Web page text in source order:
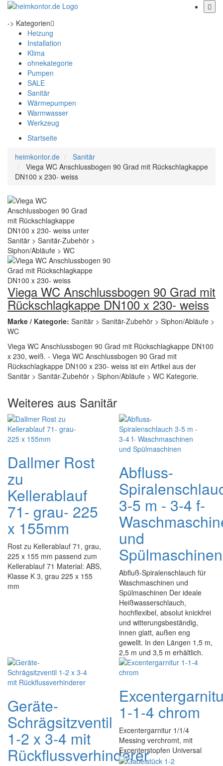
-> Kategorien
Heizung
Installation
Klima
ohnekategorie
Pumpen
SALE
Sanitär
Wärmepumpen
Warmwasser
Werkzeug
Startseite
heimkontor.de
Sanitär
Viega WC Anschlussbogen 90 Grad mit Rückschlagkappe
DN100 x 230- weiss
Viega WC Anschlussbogen 90 Grad mit
Rückschlagkappe DN100 x 230- weiss
Marke / Kategorie: Sanitär > Sanitär-Zubehör > Siphon/Abläufe >
WC
Viega WC Anschlussbogen 90 Grad mit Rückschlagkappe DN100
x 230, weiß. - Viega WC Anschlussbogen 90 Grad mit
Rückschlagkappe DN100 x 230- weiss ist ein Artikel aus der
Sanitär > Sanitär-Zubehör > Siphon/Abläufe > WC Kategorie.
Weiteres aus Sanitär
Dallmer Rost
zu
Kellerablauf
71- grau- 225
x 155mm
Rost zu Kellerablauf 71, grau,
225 x 155 mm passend zum
Kellerablauf 71 Material: ABS,
Klasse K 3, grau 225 x 155
mm
Abfluss-
3-5 m - 3-4 f-
und
Spülmaschinen
Abfluß-Spiralenschlauch für
Waschmaschinen und
Spülmaschinen Der ideale
Heißwasserschlauch,
hochflexibel, absolut knickfrei
und witterungsbeständig,
innen glatt, außen eng
gewellt. In den Längen 1,5 m,
2,5 m und 3,5 m erhältlich.
Geräte-
Schrägsitzventil
1-2 x 3-4 mit
Rückflussverhinderer
1-1-4 chrom
Excentergarnitur 1/1/4
Messing verchromt, mit
Excenterstopfen Universal